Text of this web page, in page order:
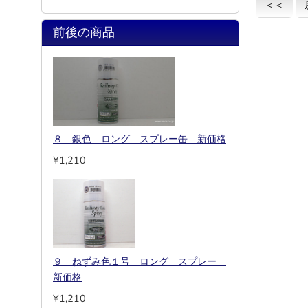
＜＜
前後の商品
８ 銀色 ロング スプレー缶 新価格
¥1,210
９ ねずみ色１号 ロング スプレー
新価格
¥1,210